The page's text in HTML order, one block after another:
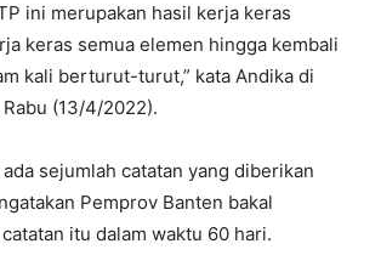
ini merupakan hasil kerja keras
keras semua elemen hingga kembali
kali berturut-turut,” kata Andika di
(13/4/2022).
sejumlah catatan yang diberikan
Pemprov Banten bakal
itu dalam waktu 60 hari.